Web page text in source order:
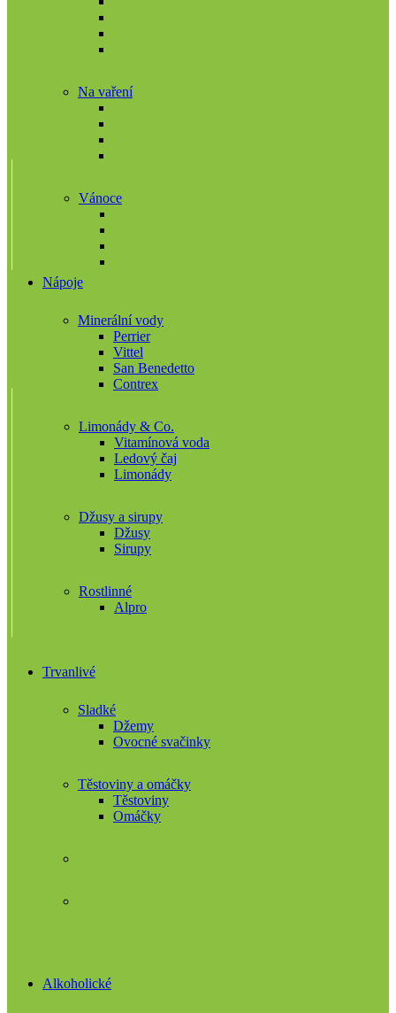
Na vaření
Vánoce
Nápoje
Minerální vody
Perrier
Vittel
San Benedetto
Contrex
Limonády & Co.
Vitamínová voda
Ledový čaj
Limonády
Džusy a sirupy
Džusy
Sirupy
Rostlinné
Alpro
Trvanlivé
Sladké
Džemy
Ovocné svačinky
Těstoviny a omáčky
Těstoviny
Omáčky
Alkoholické